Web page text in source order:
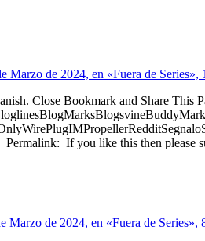
Marzo de 2024, en «Fuera de Series»,
Close Bookmark and Share This
If you like this then please
Marzo de 2024, en «Fuera de Series»,